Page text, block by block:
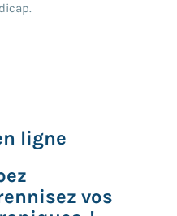
ligne
vos